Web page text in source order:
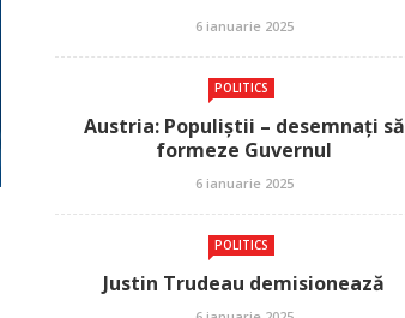
6 ianuarie 2025
POLITICS
Austria: Populiștii – desemnați să
formeze Guvernul
6 ianuarie 2025
POLITICS
Justin Trudeau demisionează